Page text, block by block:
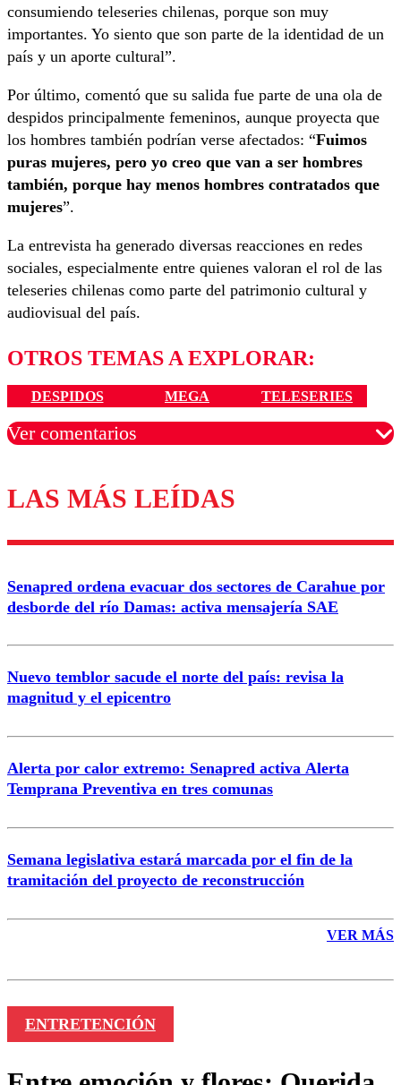
consumiendo teleseries chilenas, porque son muy
importantes. Yo siento que son parte de la identidad de un
país y un aporte cultural”.
Por último, comentó que su salida fue parte de una ola de
despidos principalmente femeninos, aunque proyecta que
los hombres también podrían verse afectados: “Fuimos
puras mujeres, pero yo creo que van a ser hombres
también, porque hay menos hombres contratados que
mujeres”.
La entrevista ha generado diversas reacciones en redes
sociales, especialmente entre quienes valoran el rol de las
teleseries chilenas como parte del patrimonio cultural y
audiovisual del país.
OTROS TEMAS A EXPLORAR:
DESPIDOS MEGA TELESERIES
Ver comentarios
Los comentarios son moderados para garantizar un
diálogo respetuoso.
Correo
LAS MÁS LEÍDAS
Senapred ordena evacuar dos sectores de Carahue por
desborde del río Damas: activa mensajería SAE
Nuevo temblor sacude el norte del país: revisa la
magnitud y el epicentro
Alerta por calor extremo: Senapred activa Alerta
Temprana Preventiva en tres comunas
Semana legislativa estará marcada por el fin de la
tramitación del proyecto de reconstrucción
VER MÁS
ENTRETENCIÓN